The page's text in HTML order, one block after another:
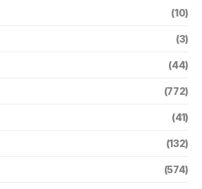
(10)
(3)
(44)
(772)
(41)
(132)
(574)